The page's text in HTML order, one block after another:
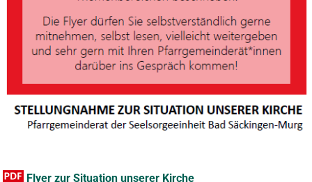
Flyer zur Situation unserer Kirche